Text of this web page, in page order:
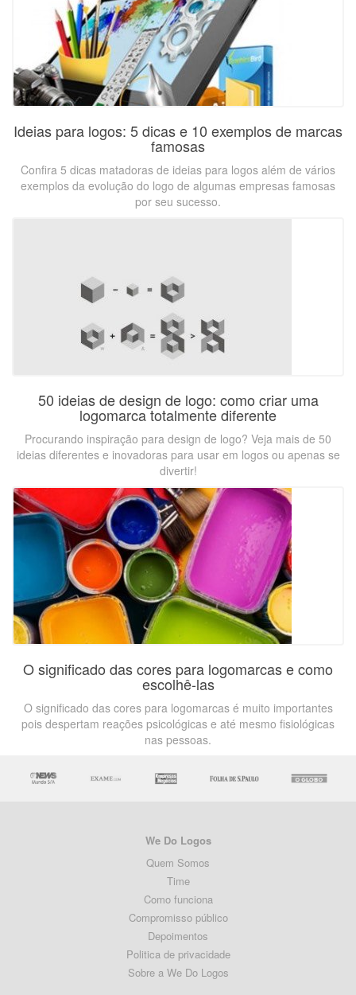
Ideias para logos: 5 dicas e 10 exemplos de marcas
famosas
Confira 5 dicas matadoras de ideias para logos além de vários
exemplos da evolução do logo de algumas empresas famosas
por seu sucesso.
50 ideias de design de logo: como criar uma
logomarca totalmente diferente
Procurando inspiração para design de logo? Veja mais de 50
ideias diferentes e inovadoras para usar em logos ou apenas se
divertir!
O significado das cores para logomarcas e como
escolhê-las
O significado das cores para logomarcas é muito importantes
pois despertam reações psicológicas e até mesmo fisiológicas
nas pessoas.
We Do Logos
Quem Somos
Time
Como funciona
Compromisso público
Depoimentos
Politica de privacidade
Sobre a We Do Logos